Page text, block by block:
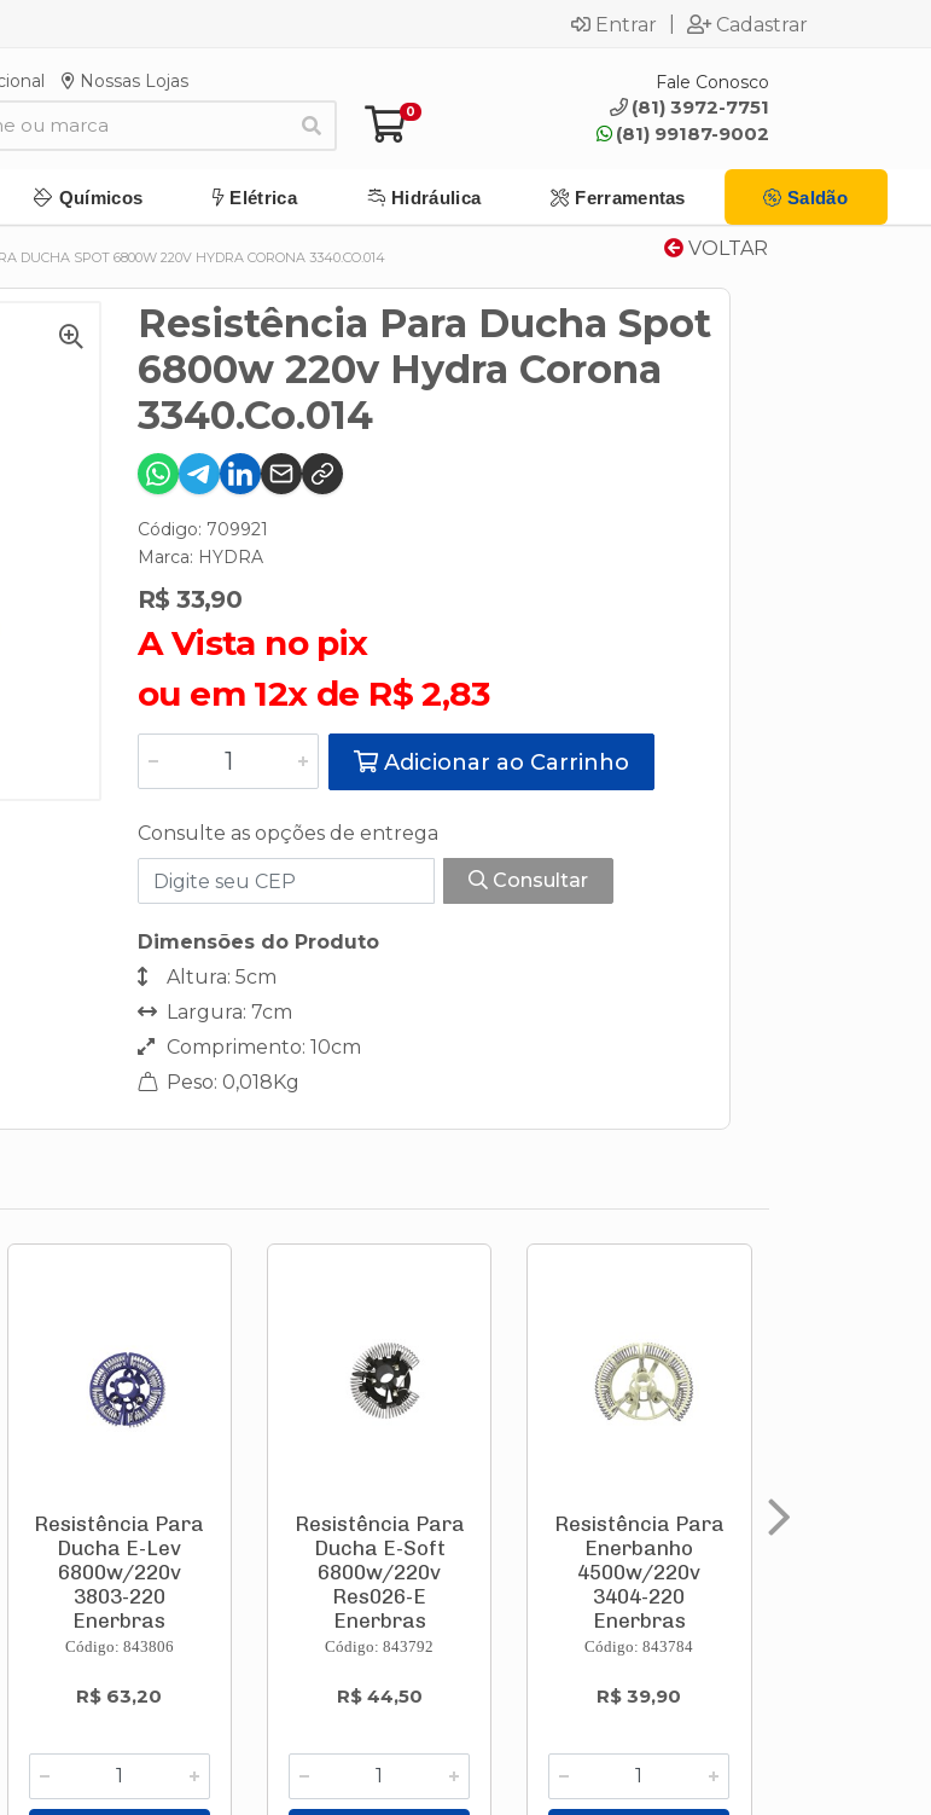
Entrar Cadastrar
Nossas Lojas
0
Fale Conosco
(81) 3972-7751
(81) 99187-9002
Químicos Elétrica Hidráulica Ferramentas Saldão
VOLTAR
DUCHA SPOT 6800W 220V HYDRA CORONA 3340.CO.014
Resistência Para Ducha Spot
6800w 220v Hydra Corona
3340.Co.014
Código: 709921
Marca: HYDRA
R$ 33,90
A Vista no pix
ou em 12x de R$ 2,83
Adicionar ao Carrinho
Consulte as opções de entrega
Consultar
Dimensões do Produto
Altura: 5cm
Largura: 7cm
Comprimento: 10cm
Peso: 0,018Kg
Resistência Para
Ducha E-Lev
6800w/220v
3803-220
Enerbras
Código: 843806
R$ 63,20
Resistência Para
Ducha E-Soft
6800w/220v
Res026-E
Enerbras
Código: 843792
R$ 44,50
Resistência Para
Enerbanho
4500w/220v
3404-220
Enerbras
Código: 843784
R$ 39,90